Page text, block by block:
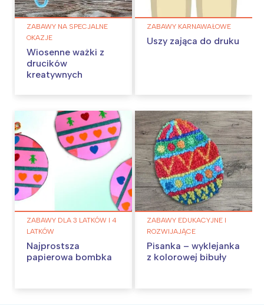
ZABAWY NA SPECJALNE
OKAZJE
Wiosenne ważki z
drucików
kreatywnych
ZABAWY KARNAWAŁOWE
Uszy zająca do druku
ZABAWY DLA 3 LATKÓW I 4
LATKÓW
Najprostsza
papierowa bombka
ZABAWY EDUKACYJNE I
ROZWIJAJĄCE
Pisanka – wyklejanka
z kolorowej bibuły